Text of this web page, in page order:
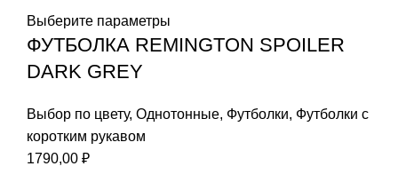
Выберите параметры
ФУТБОЛКА REMINGTON SPOILER
DARK GREY
Выбор по цвету, Однотонные, Футболки, Футболки с
коротким рукавом
1790,00 ₽